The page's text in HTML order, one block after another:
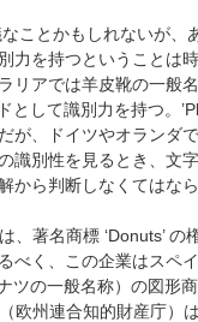
とかもしれないが、
力を持つということは
リアでは羊皮靴の一般
として識別力を持つ。
が、ドイツやオランダ
識別性を見るとき、文
見解から判断しな
イ
、著名商標 ‘Donuts’
べく、この企業はスペ
ツの一般名称）の図形
欧州連合知的財産庁）